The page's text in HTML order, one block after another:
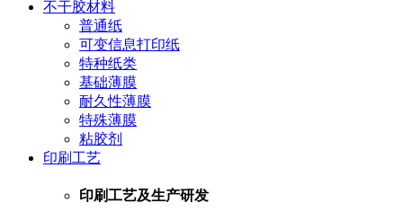
不干胶材料
普通纸
可变信息打印纸
特种纸类
基础薄膜
耐久性薄膜
特殊薄膜
粘胶剂
印刷工艺
印刷工艺及生产研发